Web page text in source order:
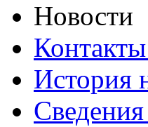
Новости
История